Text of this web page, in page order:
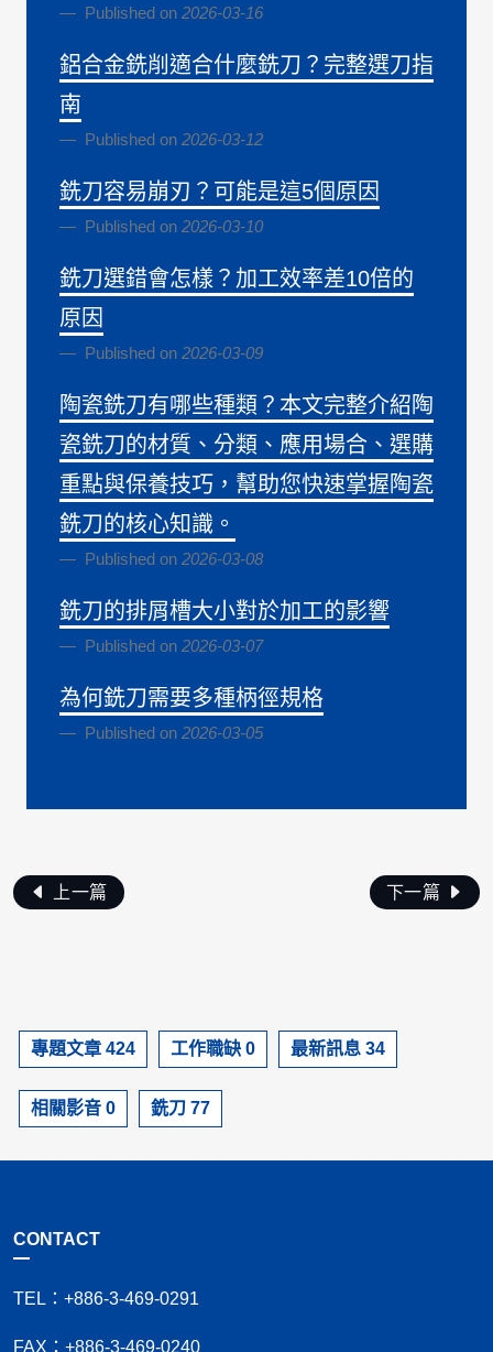
Published on 2026-03-16
鋁合金銑削適合什麼銑刀？完整選刀指
南
Published on 2026-03-12
銑刀容易崩刃？可能是這5個原因
Published on 2026-03-10
銑刀選錯會怎樣？加工效率差10倍的
原因
Published on 2026-03-09
陶瓷銑刀有哪些種類？本文完整介紹陶
瓷銑刀的材質、分類、應用場合、選購
重點與保養技巧，幫助您快速掌握陶瓷
銑刀的核心知識。
Published on 2026-03-08
銑刀的排屑槽大小對於加工的影響
Published on 2026-03-07
為何銑刀需要多種柄徑規格
Published on 2026-03-05
上一篇 下一篇
專題文章 424 工作職缺 0 最新訊息 34
相關影音 0 銑刀 77
CONTACT
TEL：+886-3-469-0291
FAX：+886-3-469-0240